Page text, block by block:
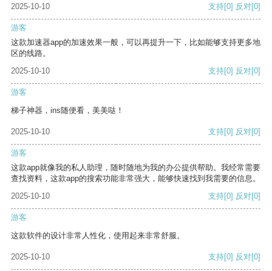
2025-10-10 支持[0] 反对[0]
游客
这款加速器app的加速效果一般，可以再提升一下，比如能够支持更多地
区的线路。
2025-10-10
支持[0] 反对[0]
游客
梯子神器，ins随便看，美美哒！
2025-10-10 支持[0] 反对[0]
游客
这款app就像我的私人助理，随时随地为我的办公提供帮助。我经常需要
查找资料，这款app的搜索功能非常强大，能够快速找到我需要的信息。
2025-10-10
支持[0] 反对[0]
游客
这款软件的设计非常人性化，使用起来非常舒服。
2025-10-10 支持[0] 反对[0]